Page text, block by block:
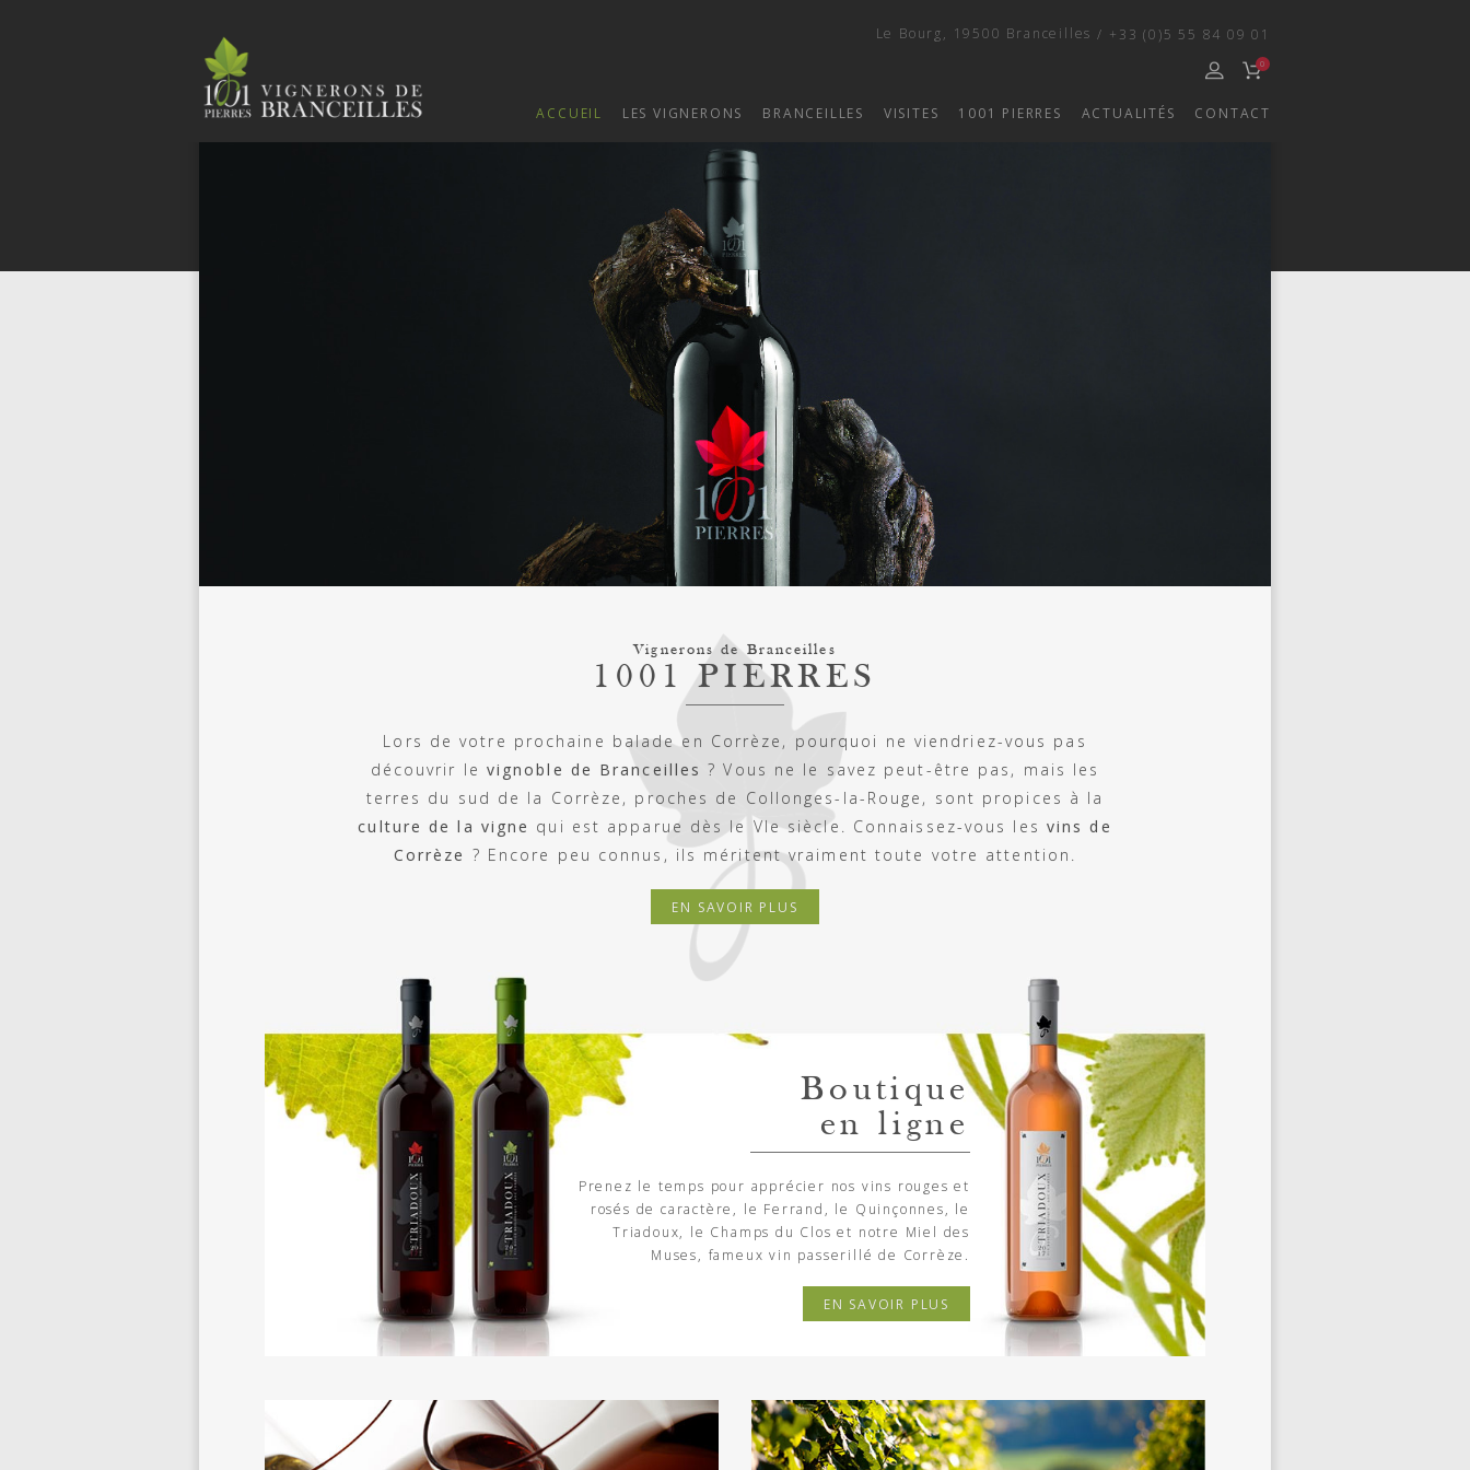
Le Bourg, 19500 Branceilles / +33 (0)5 55 84 09 01
0
ACCUEIL LES VIGNERONS BRANCEILLES VISITES 1001 PIERRES ACTUALITÉS CONTACT
Vignerons de Branceilles
1001 PIERRES
Lors de votre prochaine balade en Corrèze, pourquoi ne viendriez-vous pas
découvrir le vignoble de Branceilles ? Vous ne le savez peut-être pas, mais les
terres du sud de la Corrèze, proches de Collonges-la-Rouge, sont propices à la
culture de la vigne qui est apparue dès le VIe siècle. Connaissez-vous les vins de
Corrèze ? Encore peu connus, ils méritent vraiment toute votre attention.
EN SAVOIR PLUS
Boutique
en ligne
Prenez le temps pour apprécier nos vins rouges et
rosés de caractère, le Ferrand, le Quinçonnes, le
Triadoux, le Champs du Clos et notre Miel des
Muses, fameux vin passerillé de Corrèze.
EN SAVOIR PLUS